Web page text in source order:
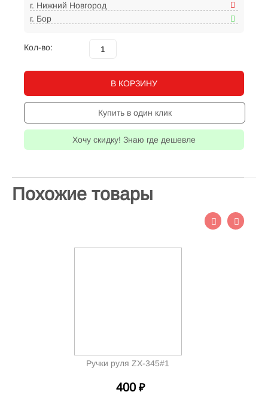
г. Нижний Новгород
г. Бор
Кол-во:
В КОРЗИНУ
Купить в один клик
Хочу скидку! Знаю где дешевле
Похожие товары
Ручки руля ZX-345#1
400 ₽